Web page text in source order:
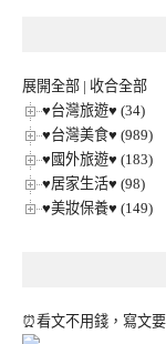
展開全部 | 收合全部
♥台灣旅遊♥ (34)
♥台灣美食♥ (989)
♥國外旅遊♥ (183)
♥居家生活♥ (98)
♥美妝保養♥ (149)
⏰看文不用錢，寫文